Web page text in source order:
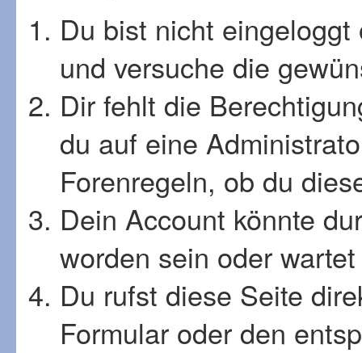
Du bist nicht
und versuche die
Dir fehlt die
du auf eine
Forenregeln, ob du
Dein Account könnte
worden sein oder
Du rufst diese Seite
Formular oder den